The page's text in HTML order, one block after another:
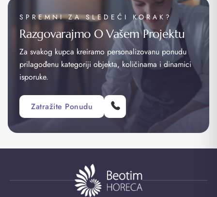
SPREMNI ZA SLEDEĆI KORAK?
Razgovarajmo O Vašem Projektu
Za svakog kupca kreiramo personalizovanu ponudu
prilagođenu kategoriji objekta, količinama i dinamici
isporuke.
Zatražite Ponudu